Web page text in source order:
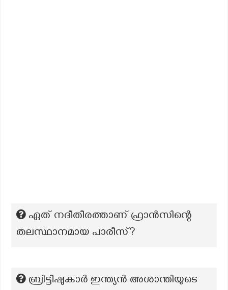
ഏത് നദീതീരത്താണ് ഫ്രാൻസിന്റെ
തലസ്ഥാനമായ പാരീസ്?
ബ്രിട്ടീഷുകാർ ഇന്ത്യൻ അശാന്തിയുടെ